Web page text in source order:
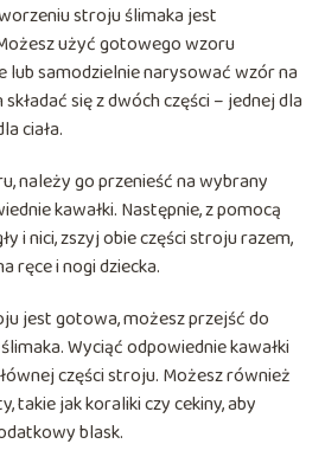
stroju ślimaka jest
użyć gotowego wzoru
lub samodzielnie narysować wzór na
się z dwóch części – jednej dla
ciała.
należy go przenieść na wybrany
kawałki. Następnie, z pomocą
i nici, zszyj obie części stroju razem,
ręce i nogi dziecka.
jest gotowa, możesz przejść do
Wyciąć odpowiednie kawałki
części stroju. Możesz również
takie jak koraliki czy cekiny, aby
blask.